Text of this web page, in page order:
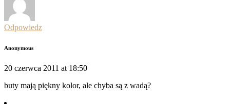
Odpowiedz
Anonymous
20 czerwca 2011 at 18:50
buty mają piękny kolor, ale chyba są z wadą?